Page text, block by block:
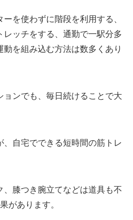
を使わずに階段を利用する、
レッチをする、通勤で一駅分多
動を組み込む方法は数多くあり
ョンでも、毎日続けることで大
、自宅でできる短時間の筋トレ
、膝つき腕立てなどは道具も不
があります。